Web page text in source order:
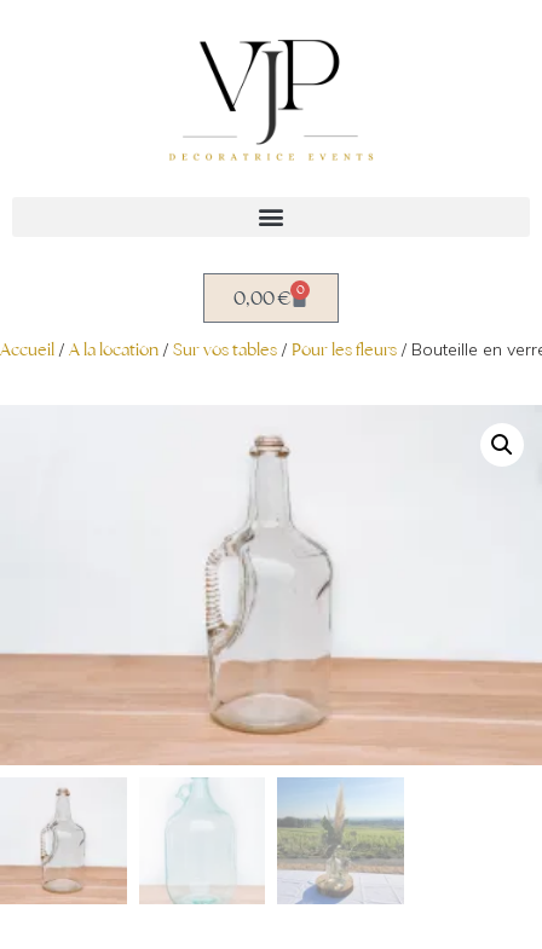
0,00€ 0
Accueil / A la location / Sur vos tables / Pour les fleurs / Bouteille en